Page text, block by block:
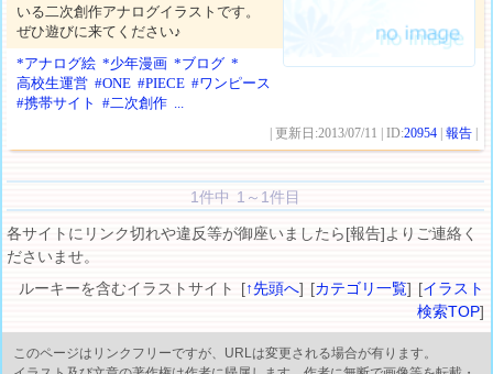
いる二次創作アナログイラストです。
ぜひ遊びに来てください♪
*アナログ絵 *少年漫画 *ブログ *
高校生運営 #ONE #PIECE #ワンピース
#携帯サイト
#二次創作 ...
| 更新日:2013/07/11 | ID:20954 |報告
1件中 1～1件目
各サイトにリンク切れや違反等が御座いましたら[報告]よりご連絡く
ださいませ。
ルーキーを含むイラストサイト [↑先頭へ] [カテゴリ一覧] [イラスト
検索TOP]
このページはリンクフリーですが、URLは変更される場合が有ります。